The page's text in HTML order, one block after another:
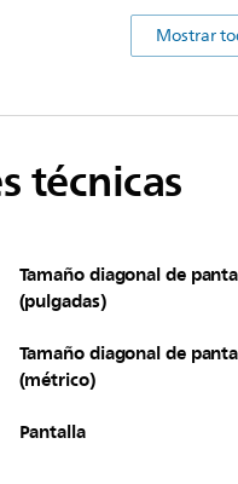
Mostrar
técnicas
Tamaño diagonal de
(pulgadas)
Tamaño diagonal de
(métrico)
Pantalla